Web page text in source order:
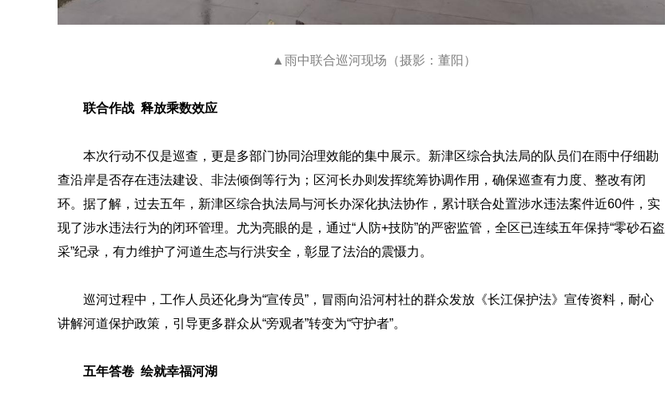
▲雨中联合巡河现场（摄影：董阳）
联合作战 释放乘数效应
本次行动不仅是巡查，更是多部门协同治理效能的集中展示。新津区综合执法局的队员们在雨中仔细勘
查沿岸是否存在违法建设、非法倾倒等行为；区河长办则发挥统筹协调作用，确保巡查有力度、整改有闭
环。据了解，过去五年，新津区综合执法局与河长办深化执法协作，累计联合处置涉水违法案件近60件，实
现了涉水违法行为的闭环管理。尤为亮眼的是，通过“人防+技防”的严密监管，全区已连续五年保持“零砂石盗
采”纪录，有力维护了河道生态与行洪安全，彰显了法治的震慑力。
巡河过程中，工作人员还化身为“宣传员”，冒雨向沿河村社的群众发放《长江保护法》宣传资料，耐心
讲解河道保护政策，引导更多群众从“旁观者”转变为“守护者”。
五年答卷 绘就幸福河湖